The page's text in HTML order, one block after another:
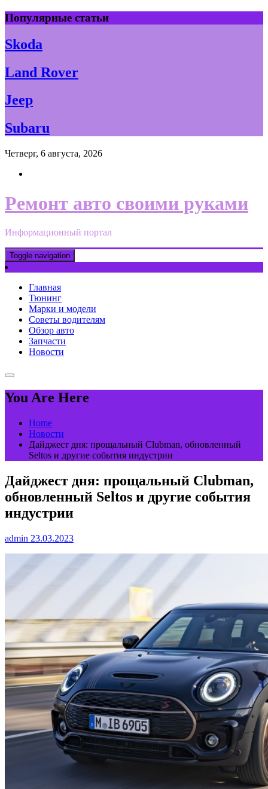
Skip
to
content
Популярные статьи
Skoda
Land Rover
Jeep
Subaru
Четверг, 6 августа, 2026
Ремонт авто своими руками
Информационный портал
Toggle navigation
Главная
Тюнинг
Марки и модели
Советы водителям
Обзор авто
Запчасти
Новости
You Are Here
Home
Новости
Дайджест дня: прощальный Clubman, обновленный
Seltos и другие события индустрии
Дайджест дня: прощальный Clubman,
обновленный Seltos и другие события
индустрии
admin 23.03.2023